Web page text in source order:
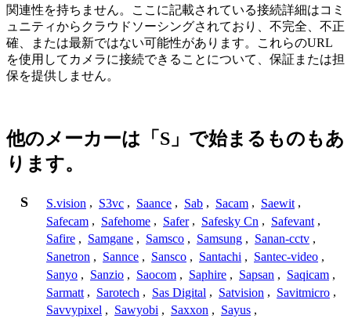
関連性を持ちません。ここに記載されている接続詳細はコミ
ュニティからクラウドソーシングされており、不完全、不正
確、または最新ではない可能性があります。これらのURL
を使用してカメラに接続できることについて、保証または担
保を提供しません。
他のメーカーは「S」で始まるものもあ
ります。
S S.vision , S3vc , Saance , Sab , Sacam , Saewit ,
Safecam , Safehome , Safer , Safesky Cn , Safevant ,
Safire , Samgane , Samsco , Samsung , Sanan-cctv ,
Sanetron , Sannce , Sansco , Santachi , Santec-video ,
Sanyo , Sanzio , Saocom , Saphire , Sapsan , Saqicam ,
Sarmatt , Sarotech , Sas Digital , Satvision , Savitmicro ,
Savvypixel , Sawyobi , Saxxon , Sayus ,